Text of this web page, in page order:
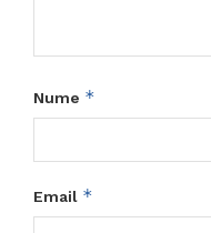
Nume *
Email *